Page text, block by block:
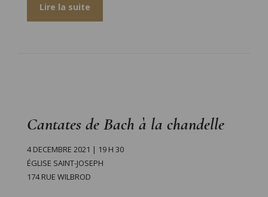
Lire la suite
Cantates de Bach à la chandelle
4 DECEMBRE 2021 | 19 H 30
ÉGLISE SAINT-JOSEPH
174 RUE WILBROD